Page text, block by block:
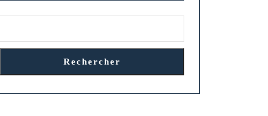
Rechercher